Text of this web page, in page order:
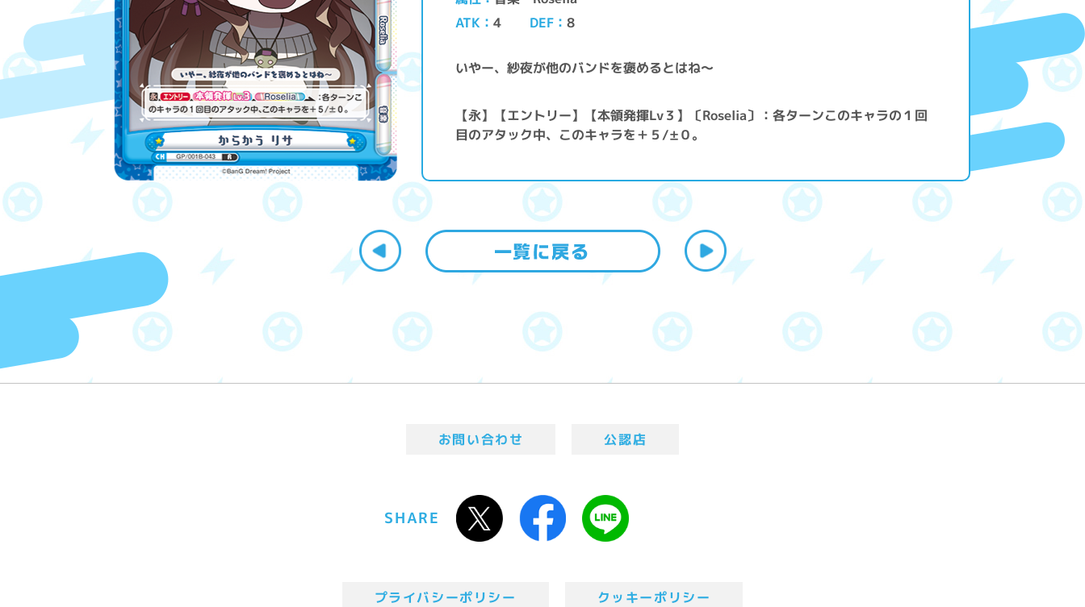
ATK 4 DEF 8
いやー、紗夜が他のバンドを褒めるとはね～
【永】【エントリー】【本領発揮Lv３】〔Roselia〕：各ターンこのキャラの１回
目のアタック中、このキャラを＋５/±０。
お問い合わせ 公認店
SHARE
プライバシーポリシー クッキーポリシー